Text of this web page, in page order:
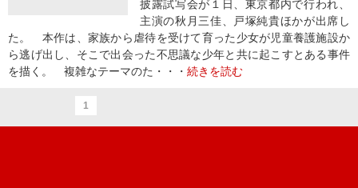
披露試写会が１日、東京都内で行われ、
主演の秋月三佳、戸塚純貴ほかが出席し
た。 本作は、家族から虐待を受けて育った少女が児童養護施設か
ら逃げ出し、そこで出会った不思議な少年と共に起こすとある事件
を描く。 複雑なテーマのた・・・ 続きを読む
1